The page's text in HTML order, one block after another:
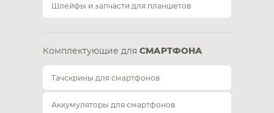
Шлейфы и запчасти для планшетов
Комплектующие для СМАРТФОНА
Тачскрины для смартфонов
Аккумуляторы для смартфонов